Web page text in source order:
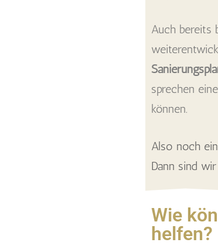
Auch bereits
sprechen
können.
Also noch
Dann sind
Wie
helfen?